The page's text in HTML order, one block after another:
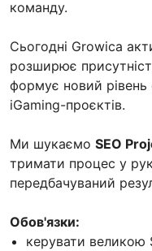
команду.
Сьогодні Growica
розширює
формує новий рівень
iGaming-проєктів.
Ми шукаємо SEO
тримати процес у
передбачуваний
Обов'язки:
керувати